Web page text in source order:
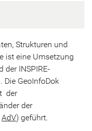
Strukturen und
ist eine Umsetzung
der INSPIRE-
Die GeoInfoDok
der
der
AdV) geführt.